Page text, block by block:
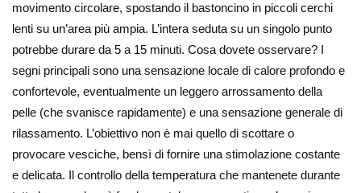
movimento circolare, spostando il bastoncino in piccoli cerchi
lenti su un’area più ampia. L’intera seduta su un singolo punto
potrebbe durare da 5 a 15 minuti. Cosa dovete osservare? I
segni principali sono una sensazione locale di calore profondo e
confortevole, eventualmente un leggero arrossamento della
pelle (che svanisce rapidamente) e una sensazione generale di
rilassamento. L’obiettivo non è mai quello di scottare o
provocare vesciche, bensì di fornire una stimolazione costante
e delicata. Il controllo della temperatura che mantenete durante